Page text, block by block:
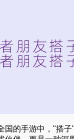
国的手游中，"搭